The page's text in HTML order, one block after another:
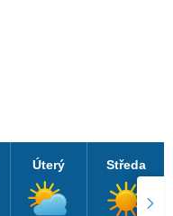
Úterý Středa